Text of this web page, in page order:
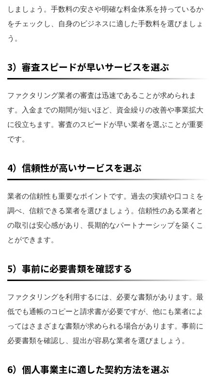
しましょう。手数料の安さや明確な料金体系を持っているか
をチェックし、自身のビジネスに適した手数料を選びましょ
う。
3）審査スピードが早いサービスを選ぶ
ファクタリング業者の審査は迅速であることが求められま
す。入金までの期間が短いほど、資金繰りの改善や事業拡大
に役立ちます。審査のスピードが早い業者を選ぶことが重要
です。
4）信頼性が高いサービスを選ぶ
業者の信頼性も重要なポイントです。過去の実績や口コミを
調べ、信頼できる業者を選びましょう。信頼性のある業者と
の取引は安心感があり、長期的なパートナーシップを築くこ
とができます。
5）事前に必要書類を確認する
ファクタリングを利用するには、必要な書類があります。最
低でも通帳のコピーと請求書が必要ですが、他にも業者によ
ってはさまざまな書類が求められる場合があります。事前に
必要書類を確認し、提出が容易な業者を選びましょう。
6）個人事業主に適した契約方法を選ぶ